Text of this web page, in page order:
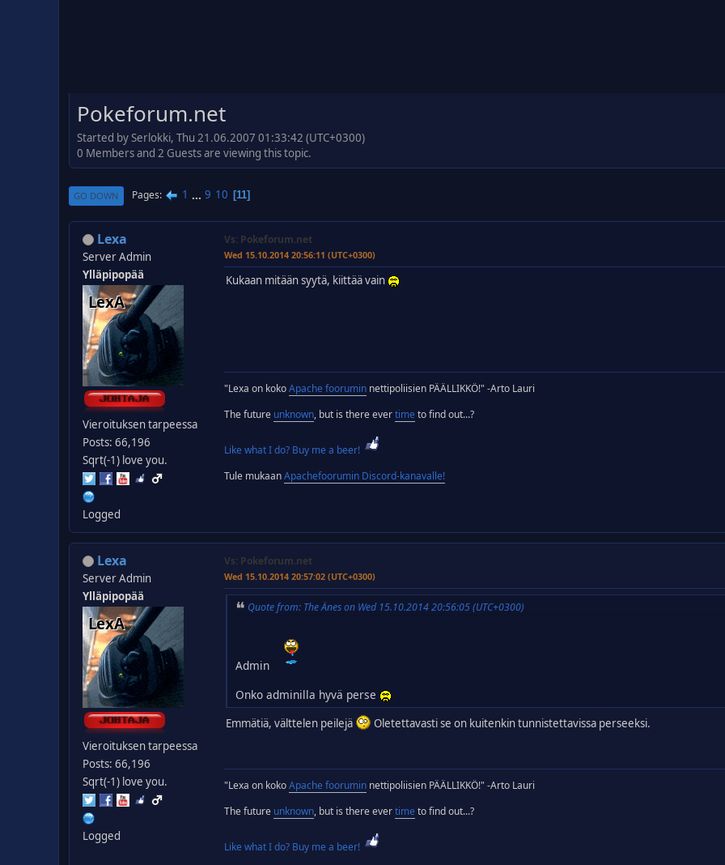
Pokeforum.net
Started by Serlokki, Thu 21.06.2007 01:33:42 (UTC+0300)
0 Members and 2 Guests are viewing this topic.
GO DOWN Pages 1 ... 9 10 11
Lexa
Server Admin
Ylläpipopää
Vieroituksen tarpeessa
Posts: 66,196
Sqrt(-1) love you.
Logged
Vs: Pokeforum.net
Wed 15.10.2014 20:56:11 (UTC+0300)
Kukaan mitään syytä, kiittää vain
"Lexa on kokoApache foorumin nettipoliisien PÄÄLLIKKÖ!" -Arto Lauri
The future unknown, but is there evertime to find out...?
Like what I do? Buy me a beer!
Tule mukaanApachefoorumin Discord-kanavalle!
Lexa
Server Admin
Ylläpipopää
Vieroituksen tarpeessa
Posts: 66,196
Sqrt(-1) love you.
Logged
Vs: Pokeforum.net
Wed 15.10.2014 20:57:02 (UTC+0300)
Quote from: The Änes on Wed 15.10.2014 20:56:05 (UTC+0300)
Admin
Onko adminilla hyvä perse
Emmätiä, välttelen peilejä Oletettavasti se on kuitenkin tunnistettavissa perseeksi.
"Lexa on kokoApache foorumin nettipoliisien PÄÄLLIKKÖ!" -Arto Lauri
The future unknown, but is there evertime to find out...?
Like what I do? Buy me a beer!